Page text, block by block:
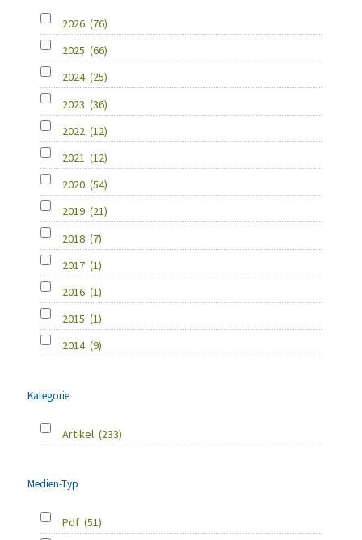
2026 (76)
2025 (66)
2024 (25)
2023 (36)
2022 (12)
2021 (12)
2020 (54)
2019 (21)
2018 (7)
2017 (1)
2016 (1)
2015 (1)
2014 (9)
Kategorie
Artikel (233)
Medien-Typ
Pdf (51)